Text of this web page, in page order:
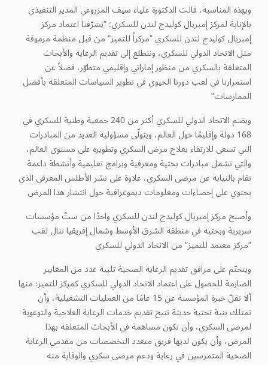
وبهذه المناسبة، قالت الدكتورة علياء سيف المزروعي المدير التنفيذي
بالإنابة لمركز إمبريال كوليدج لندن للسكري: "يشرّفنا اعتماد مركز
إمبريال كوليدج لندن للسكري "مركزاً للتميز" من قبل منظمة مرموقة
مثل الاتحاد الدولي للسكري، ونتطلع إلى تقديم الرعاية والأبحاث
المتعلقة بالسكري من منظور إماراتي وإقليمي متطوّر، فضلاً عن
استمرارنا في لعب دورنا الحيوي في تطوير السياسات المتعلقة بأفضل
الممارسات"
ويضم الاتحاد الدولي للسكري أكثر من 240 جمعية وطنية للسكري في
168 دولة وإقليمًا حول العالم، ويتولّى مسؤولية العديد من المبادرات
التي تسعى للارتقاء بعلاج مرض السكري وتطويره على مستوى العالم،
والتي تشمل مبادرات بحثية ومعرفية وبرامج تعليمية وأنشطة داعمة
تقام بالنيابة عن مرضى السكري، علاوة على نشر الأطلس المعرفي الذي
يحتوي على إحصاءات ومعلومات ديموغرافية حول انتشار هذا المرض
وأصبح مركز إمبريال كوليدج لندن للسكري واحدًا من ستّ مؤسسات
سريرية وبحثية في منطقة الشرق الأوسط وشمال إفريقيا تنال لقب
"مركز معتمد للتميز" من الاتحاد الدولي للسكري
ويتحتّم على مرافق تقديم الرعاية الصحية تلبية عدد من المعايير
الصارمة للحصول على اعتماد الاتحاد الدولي للسكري كمركز للتميز؛ منها
ألا تقلّ خبرة المؤسسة عن 15 عامًا من العمليات التشغيلية، وأن
تمتلك بنية تحتية حديثة تتيح تقديم خدمات الرعاية العلاجية والتوعوية
لمرضى السكري، وأن تكون مساهمة في الأبحاث المتعلقة بهذا
المرض، وأن يكون لديها فريق متعدد التخصصات من مقدمي الرعاية
الصحية المتمرسين في رعاية ودعم مرضى سكري والوقاية منه